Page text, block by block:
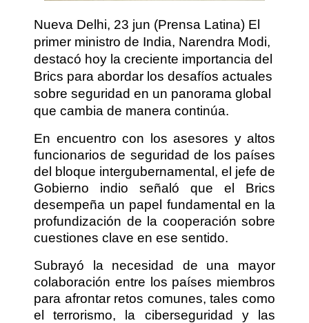
Nueva Delhi, 23 jun (Prensa Latina) El
primer ministro de India, Narendra Modi,
destacó hoy la creciente importancia del
Brics para abordar los desafíos actuales
sobre seguridad en un panorama global
que cambia de manera continúa.
En encuentro con los asesores y altos
funcionarios de seguridad de los países
del bloque intergubernamental, el jefe de
Gobierno indio señaló que el Brics
desempeña un papel fundamental en la
profundización de la cooperación sobre
cuestiones clave en ese sentido.
Subrayó la necesidad de una mayor
colaboración entre los países miembros
para afrontar retos comunes, tales como
el terrorismo, la ciberseguridad y las